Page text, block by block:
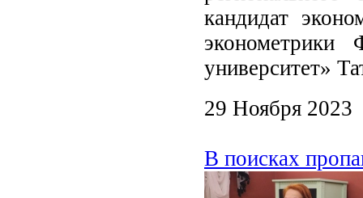
кандидат
эконометрики
университет»
29 Ноября 2023
В поисках